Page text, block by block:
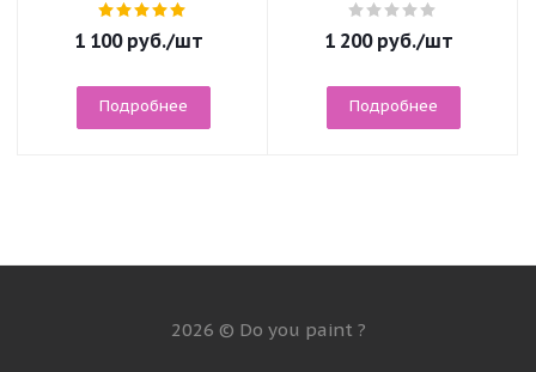
1 100руб./шт
Подробнее
1 200руб./шт
Подробнее
2026 © Do you paint ?